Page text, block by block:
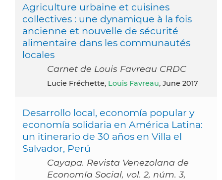
Agriculture urbaine et cuisines
collectives : une dynamique à la fois
ancienne et nouvelle de sécurité
alimentaire dans les communautés
locales
Carnet de Louis Favreau CRDC
Lucie Fréchette, Louis Favreau, June 2017
Desarrollo local, economía popular y
economía solidaria en América Latina:
un itinerario de 30 años en Villa el
Salvador, Perú
Cayapa. Revista Venezolana de
Economía Social, vol. 2, núm. 3,